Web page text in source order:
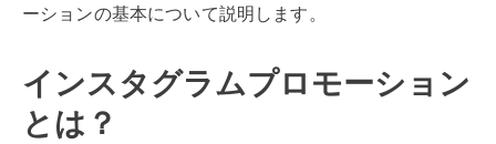
ーションの基本について説明します。
インスタグラムプロモーション
とは？